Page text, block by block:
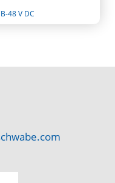
48 V DC